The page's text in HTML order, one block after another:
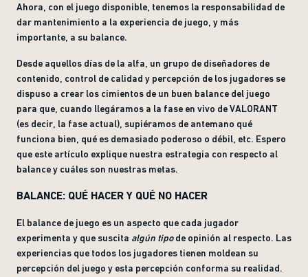
Ahora, con el juego disponible, tenemos la responsabilidad de
dar mantenimiento a la experiencia de juego, y más
importante, a su balance.
Desde aquellos días de la alfa, un grupo de diseñadores de
contenido, control de calidad y percepción de los jugadores se
dispuso a crear los cimientos de un buen balance del juego
para que, cuando llegáramos a la fase en vivo de VALORANT
(es decir, la fase actual), supiéramos de antemano qué
funciona bien, qué es demasiado poderoso o débil, etc. Espero
que este artículo explique nuestra estrategia con respecto al
balance y cuáles son nuestras metas.
BALANCE: QUÉ HACER Y QUÉ NO HACER
El balance de juego es un aspecto que cada jugador
experimenta y que suscita algún tipode opinión al respecto. Las
experiencias que todos los jugadores tienen moldean su
percepción del juego y esta percepción conforma su realidad.